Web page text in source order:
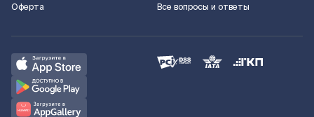
Оферта
Все вопросы и ответы